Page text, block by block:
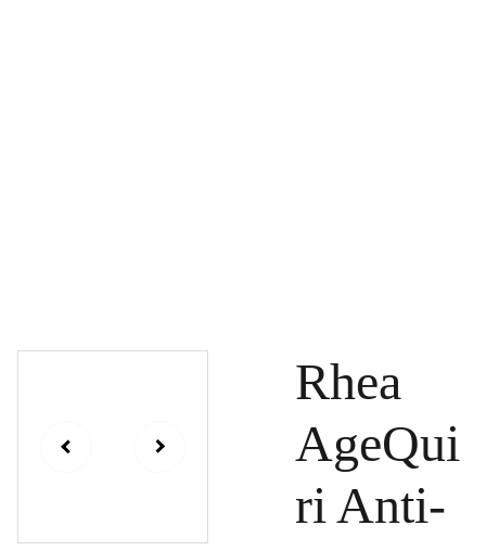
Rhea
AgeQui
ri Anti-